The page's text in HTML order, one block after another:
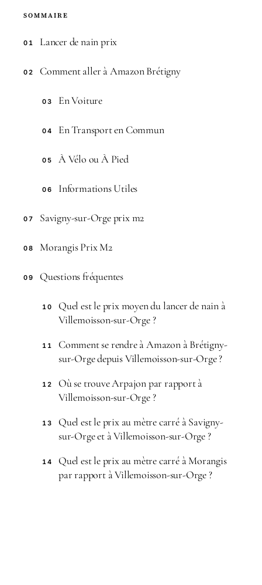
SOMMAIRE
01 Lancer de nain prix
02 Comment aller à Amazon Brétigny
03 En Voiture
04 En Transport en Commun
05 À Vélo ou À Pied
06 Informations Utiles
07 Savigny-sur-Orge prix m2
08 Morangis Prix M2
09 Questions fréquentes
10
Quel est le prix moyen du lancer de nain à
Villemoisson-sur-Orge ?
11
Comment se rendre à Amazon à Brétigny-
sur-Orge depuis Villemoisson-sur-Orge ?
12
Où se trouve Arpajon par rapport à
Villemoisson-sur-Orge ?
13
Quel est le prix au mètre carré à Savigny-
sur-Orge et à Villemoisson-sur-Orge ?
14
Quel est le prix au mètre carré à Morangis
par rapport à Villemoisson-sur-Orge ?